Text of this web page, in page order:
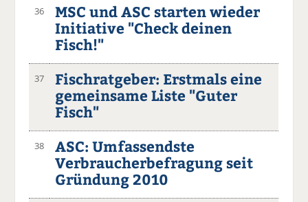
36
MSC und ASC starten wieder
Initiative "Check deinen
Fisch!"
37
Fischratgeber: Erstmals eine
gemeinsame Liste "Guter
Fisch"
38
ASC: Umfassendste
Verbraucherbefragung seit
Gründung 2010